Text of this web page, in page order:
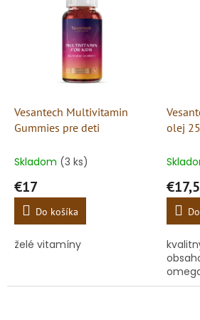
Vesantech Multivitamin
Gummies pre deti
Skladom (3 ks)
€17
Do košíka
želé vitamíny
olej